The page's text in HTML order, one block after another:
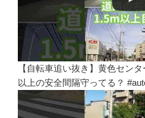
【自転車追い抜き】黄色セン
以上の安全間隔守ってる？